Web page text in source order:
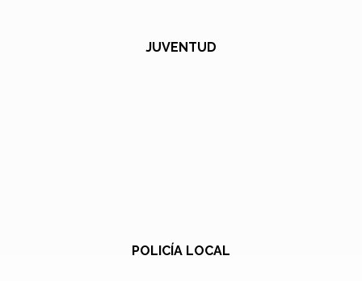
JUVENTUD
POLICÍA LOCAL